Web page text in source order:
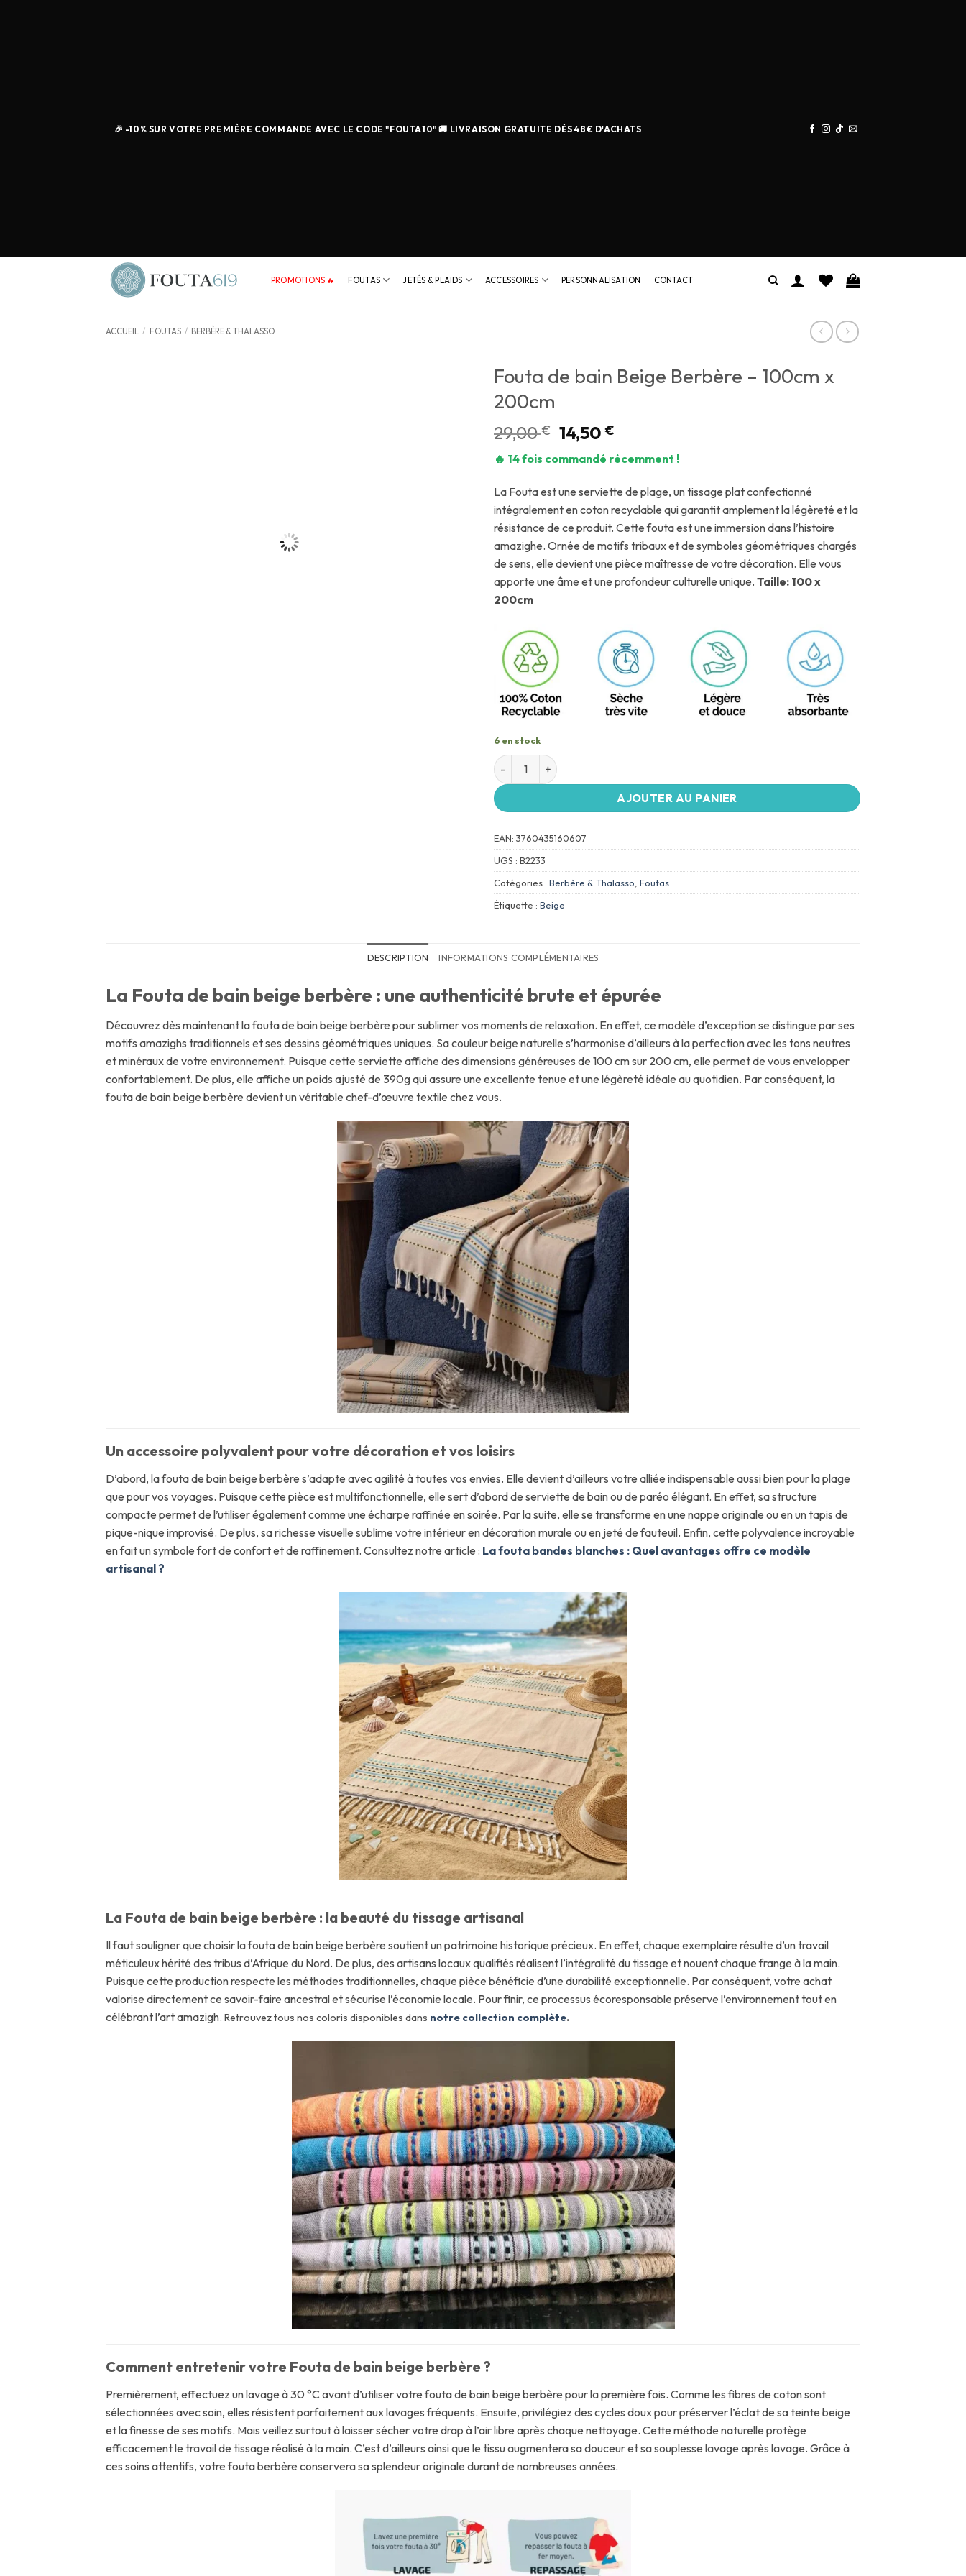
🎉 -10% SUR VOTRE PREMIÈRE COMMANDE AVEC LE CODE "FOUTA10" 🚚 LIVRAISON GRATUITE DÈS 48€ D'ACHATS
PROMOTIONS 🔥 FOUTAS JETÉS & PLAIDS ACCESSOIRES PERSONNALISATION CONTACT
ACCUEIL / FOUTAS / BERBÈRE & THALASSO
Fouta de bain Beige Berbère – 100cm x
200cm
29,00€ 14,50€
🔥 14 fois commandé récemment !
La Fouta est une serviette de plage, un tissage plat confectionné
intégralement en coton recyclable qui garantit amplement la légèreté et la
résistance de ce produit. Cette fouta est une immersion dans l’histoire
amazighe. Ornée de motifs tribaux et de symboles géométriques chargés
de sens, elle devient une pièce maîtresse de votre décoration. Elle vous
apporte une âme et une profondeur culturelle unique. Taille: 100 x
200cm
6 en stock
AJOUTER AU PANIER
EAN: 3760435160607
UGS : B2233
Catégories : Berbère & Thalasso, Foutas
Étiquette : Beige
DESCRIPTION INFORMATIONS COMPLÉMENTAIRES
La Fouta de bain beige berbère : une authenticité brute et épurée
Découvrez dès maintenant la fouta de bain beige berbère pour sublimer vos moments de relaxation. En effet, ce modèle d’exception se distingue par ses
motifs amazighs traditionnels et ses dessins géométriques uniques. Sa couleur beige naturelle s’harmonise d’ailleurs à la perfection avec les tons neutres
et minéraux de votre environnement. Puisque cette serviette affiche des dimensions généreuses de 100 cm sur 200 cm, elle permet de vous envelopper
confortablement. De plus, elle affiche un poids ajusté de 390g qui assure une excellente tenue et une légèreté idéale au quotidien. Par conséquent, la
fouta de bain beige berbère devient un véritable chef-d’œuvre textile chez vous.
Un accessoire polyvalent pour votre décoration et vos loisirs
D’abord, la fouta de bain beige berbère s’adapte avec agilité à toutes vos envies. Elle devient d’ailleurs votre alliée indispensable aussi bien pour la plage
que pour vos voyages. Puisque cette pièce est multifonctionnelle, elle sert d’abord de serviette de bain ou de paréo élégant. En effet, sa structure
compacte permet de l’utiliser également comme une écharpe raffinée en soirée. Par la suite, elle se transforme en une nappe originale ou en un tapis de
pique-nique improvisé. De plus, sa richesse visuelle sublime votre intérieur en décoration murale ou en jeté de fauteuil. Enfin, cette polyvalence incroyable
en fait un symbole fort de confort et de raffinement. Consultez notre article : La fouta bandes blanches : Quel avantages offre ce modèle
artisanal ?
La Fouta de bain beige berbère : la beauté du tissage artisanal
Il faut souligner que choisir la fouta de bain beige berbère soutient un patrimoine historique précieux. En effet, chaque exemplaire résulte d’un travail
méticuleux hérité des tribus d’Afrique du Nord. De plus, des artisans locaux qualifiés réalisent l’intégralité du tissage et nouent chaque frange à la main.
Puisque cette production respecte les méthodes traditionnelles, chaque pièce bénéficie d’une durabilité exceptionnelle. Par conséquent, votre achat
valorise directement ce savoir-faire ancestral et sécurise l’économie locale. Pour finir, ce processus écoresponsable préserve l’environnement tout en
célébrant l’art amazigh. Retrouvez tous nos coloris disponibles dans notre collection complète.
Comment entretenir votre Fouta de bain beige berbère ?
Premièrement, effectuez un lavage à 30 °C avant d’utiliser votre fouta de bain beige berbère pour la première fois. Comme les fibres de coton sont
sélectionnées avec soin, elles résistent parfaitement aux lavages fréquents. Ensuite, privilégiez des cycles doux pour préserver l’éclat de sa teinte beige
et la finesse de ses motifs. Mais veillez surtout à laisser sécher votre drap à l’air libre après chaque nettoyage. Cette méthode naturelle protège
efficacement le travail de tissage réalisé à la main. C’est d’ailleurs ainsi que le tissu augmentera sa douceur et sa souplesse lavage après lavage. Grâce à
ces soins attentifs, votre fouta berbère conservera sa splendeur originale durant de nombreuses années.